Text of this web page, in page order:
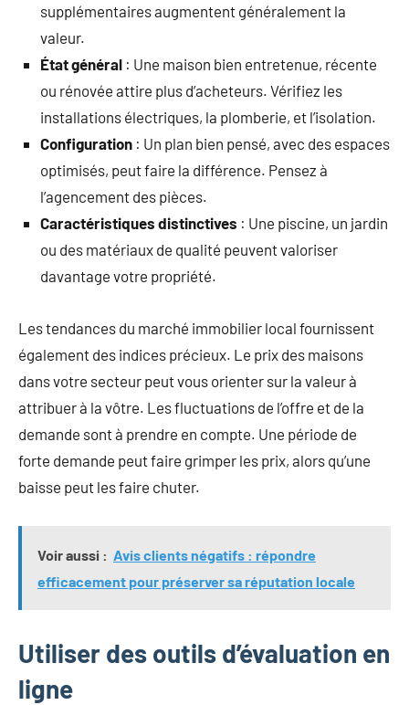
supplémentaires augmentent généralement la
valeur.
État général : Une maison bien entretenue, récente
ou rénovée attire plus d’acheteurs. Vérifiez les
installations électriques, la plomberie, et l’isolation.
Configuration : Un plan bien pensé, avec des espaces
optimisés, peut faire la différence. Pensez à
l’agencement des pièces.
Caractéristiques distinctives : Une piscine, un jardin
ou des matériaux de qualité peuvent valoriser
davantage votre propriété.
Les tendances du marché immobilier local fournissent
également des indices précieux. Le prix des maisons
dans votre secteur peut vous orienter sur la valeur à
attribuer à la vôtre. Les fluctuations de l’offre et de la
demande sont à prendre en compte. Une période de
forte demande peut faire grimper les prix, alors qu’une
baisse peut les faire chuter.
Voir aussi : Avis clients négatifs : répondre
efficacement pour préserver sa réputation locale
Utiliser des outils d’évaluation en
ligne